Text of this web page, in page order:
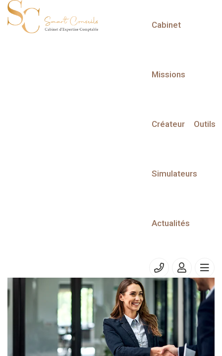
Cabinet
Missions
Créateur Outils
Simulateurs
Actualités
CFE et/ou IFER : Adhésion au prélèvement mensuel